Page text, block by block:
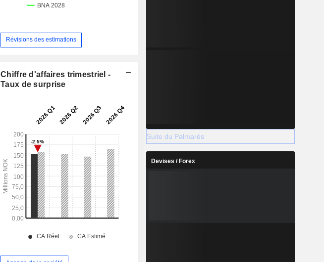
Révisions des estimations
Chiffre d'affaires trimestriel -
Taux de surprise
Suite du Palmarès
Devises / Forex